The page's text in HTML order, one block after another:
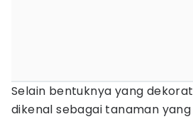
Selain bentuknya yang
dikenal sebagai tanaman